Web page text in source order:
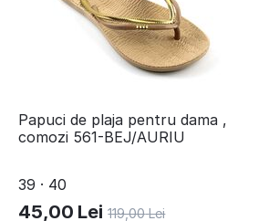
Papuci de plaja pentru dama ,
comozi 561-BEJ/AURIU
39 · 40
45,00 Lei 119,00 Lei